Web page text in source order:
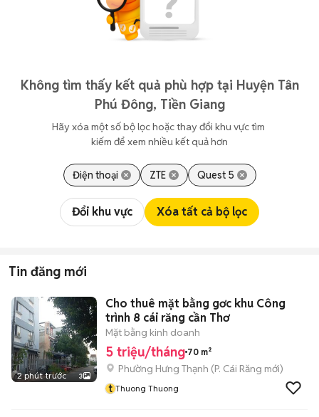
Không tìm thấy kết quả phù hợp tại Huyện Tân
Phú Đông, Tiền Giang
Hãy xóa một số bộ lọc hoặc thay đổi khu vực tìm
kiếm để xem nhiều kết quả hơn
Điện thoại ZTE Quest 5
Đổi khu vực Xóa tất cả bộ lọc
Tin đăng mới
2 phút trước 3
Cho thuê mặt bằng gơc khu Công
trình 8 cái răng cần Thơ
Mặt bằng kinh doanh
5 triệu/tháng 70 m²
Phường Hưng Thạnh (P. Cái Răng mới)
t Thuong Thuong